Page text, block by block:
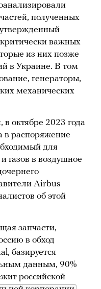
полученных
критически важных
из них позже
в Украине. В том
генераторы,
механических
октябре 2023 года
в распоряжение
для
газов в воздушное
Airbus
об этой
запчасти,
в обход
базируется
данным, 90%
российской